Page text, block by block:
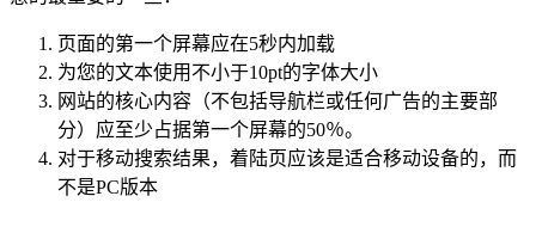
页面的第一个屏幕应在5秒内加载
为您的文本使用不小于10pt的字体大小
网站的核心内容（不包括导航栏或任何广告的主要部
分）应至少占据第一个屏幕的50％。
对于移动搜索结果，着陆页应该是适合移动设备的，而
不是PC版本